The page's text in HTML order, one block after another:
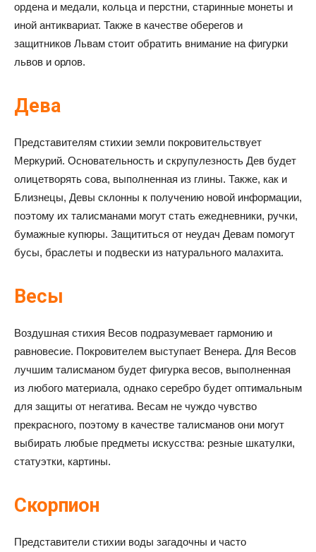
ордена и медали, кольца и перстни, старинные монеты и
иной антиквариат. Также в качестве оберегов и
защитников Львам стоит обратить внимание на фигурки
львов и орлов.
Дева
Представителям стихии земли покровительствует
Меркурий. Основательность и скрупулезность Дев будет
олицетворять сова, выполненная из глины. Также, как и
Близнецы, Девы склонны к получению новой информации,
поэтому их талисманами могут стать ежедневники, ручки,
бумажные купюры. Защититься от неудач Девам помогут
бусы, браслеты и подвески из натурального малахита.
Весы
Воздушная стихия Весов подразумевает гармонию и
равновесие. Покровителем выступает Венера. Для Весов
лучшим талисманом будет фигурка весов, выполненная
из любого материала, однако серебро будет оптимальным
для защиты от негатива. Весам не чуждо чувство
прекрасного, поэтому в качестве талисманов они могут
выбирать любые предметы искусства: резные шкатулки,
статуэтки, картины.
Скорпион
Представители стихии воды загадочны и часто